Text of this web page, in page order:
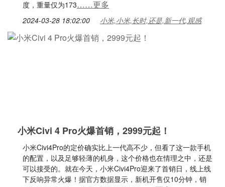
度，重量仅为173……更多
2024-03-28 18:02:00 小米,小米,长时,还是,新一代,观感
小米Civi 4 Pro火爆首销，2999元起！
小米Civi4Pro的定价确实比上一代高不少，但看了这一款手机
的配置，以及足够轻薄的机身，这个价格也在情理之中，还是
可以接受的。就在今天，小米Civi4Pro迎来了首销日，线上线
下反响异常火爆！据官方数据显示，新机开售仅10分钟，销